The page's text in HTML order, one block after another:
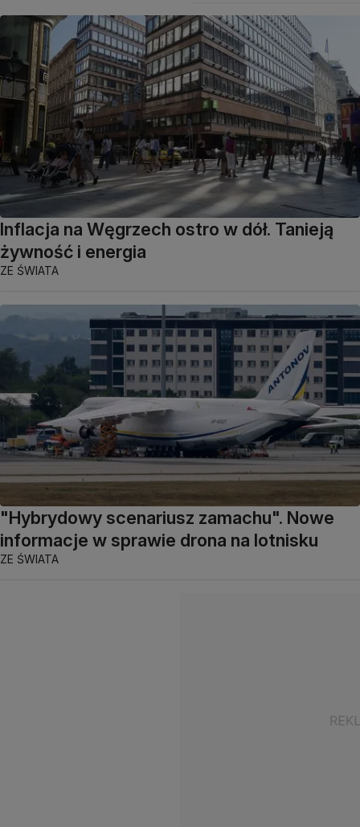
Inflacja na Węgrzech ostro w dół. Tanieją
żywność i energia
ZE ŚWIATA
"Hybrydowy scenariusz zamachu". Nowe
informacje w sprawie drona na lotnisku
ZE ŚWIATA